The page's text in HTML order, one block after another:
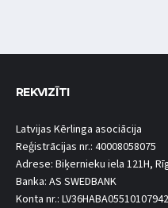
REKVIZĪTI
Latvijas Kērlinga asociācija
Reģistrācijas nr.: 40008058075
Adrese: Biķernieku iela 121H,
Banka: AS SWEDBANK
Konta nr.: